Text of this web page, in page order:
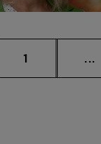
Página
1 ...